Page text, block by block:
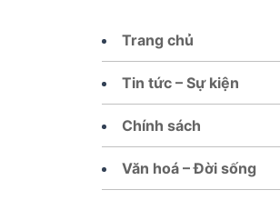
Trang chủ
Tin tức – Sự kiện
Chính sách
Văn hoá – Đời sống